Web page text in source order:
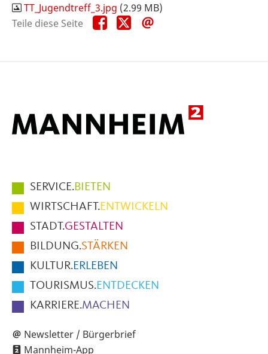
TT_Jugendtreff_3.jpg (2.99 MB)
Teile diese Seite
Teile
diese
Teile
diese
Hauptmenüpunkte
im
Fußbereich
der
Seite
SERVICE.BIETEN
WIRTSCHAFT.ENTWICKELN
STADT.GESTALTEN
BILDUNG.STÄRKEN
KULTUR.ERLEBEN
TOURISMUS.ENTDECKEN
KARRIERE.MACHEN
Newsletter / Bürgerbrief
Mannheim-App